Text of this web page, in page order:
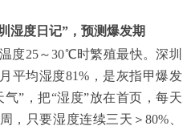
湿度日记”，预测爆发期
度25～30℃时繁殖最快。深圳
平均湿度81%，是灰指甲爆发
”，把“湿度”放在首页，每天
，只要湿度连续三天＞80%、